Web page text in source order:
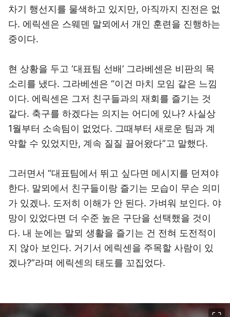
차기 행선지를 물색하고 있지만, 아직까지 진전은 없
다. 에릭센은 스웨덴 말뫼에서 개인 훈련을 진행하는
중이다.
현 상황을 두고 ‘대표팀 선배’ 그라베센은 비판의 목
소리를 냈다. 그라베센은 “이건 마치 모임 같은 느낌
이다. 에릭센은 그저 친구들과의 재회를 즐기는 것
같다. 축구를 하겠다는 의지는 어디에 있나? 사실상
1월부터 소속팀이 없었다. 그때부터 새로운 팀과 계
약할 수 있었지만, 계속 질질 끌어왔다”고 말했다.
그러면서 “대표팀에서 뛰고 싶다면 메시지를 던져야
한다. 말뫼에서 친구들이랑 즐기는 모습이 무슨 의미
가 있겠나. 도저히 이해가 안 된다. 가벼워 보인다. 야
망이 있었다면 더 수준 높은 구단을 선택했을 것이
다. 내 눈에는 말뫼 생활을 즐기는 건 전혀 도전적이
지 않아 보인다. 거기서 에릭센을 주목할 사람이 있
겠나?”라며 에릭센의 태도를 꼬집었다.